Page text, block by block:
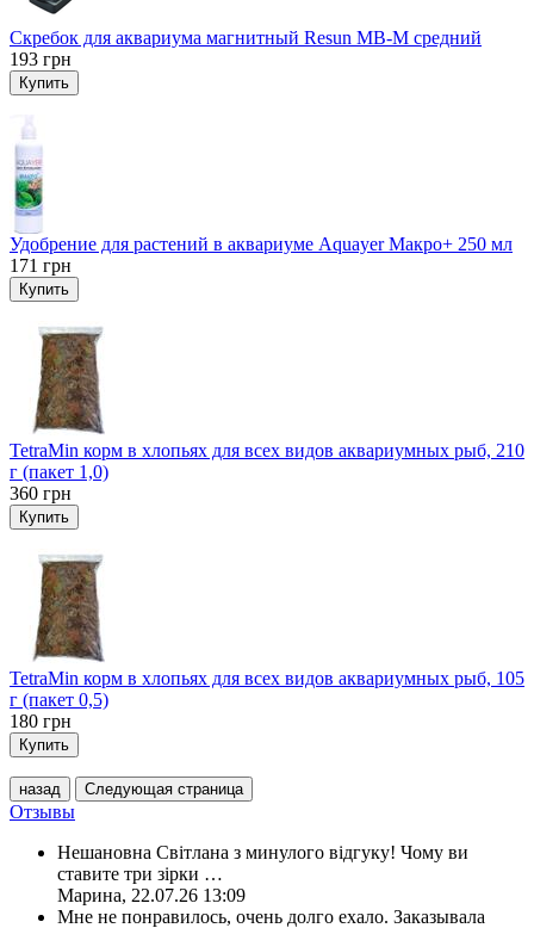
Скребок для аквариума магнитный Resun MB-M средний
193 грн
Купить
Удобрение для растений в аквариуме Aquayer Макро+ 250 мл
171 грн
Купить
TetraMin корм в хлопьях для всех видов аквариумных рыб, 210
г (пакет 1,0)
360 грн
Купить
TetraMin корм в хлопьях для всех видов аквариумных рыб, 105
г (пакет 0,5)
180 грн
Купить
назад Следующая страница
Отзывы
Нешановна Світлана з минулого відгуку! Чому ви
ставите три зірки …
Марина, 22.07.26 13:09
Мне не понравилось, очень долго ехало. Заказывала